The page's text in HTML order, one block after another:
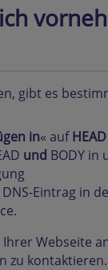
gibt es
in« aufHEAD
und BODY in
Eintrag in
Webseite
zu kontaktieren.